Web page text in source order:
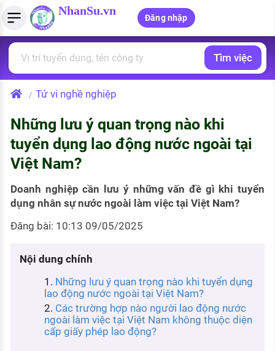
NhanSu.vn
Đăng nhập
Tìm việc làm
Việc làm ngành luật
Việc làm lương cao
Việc làm tốt nhất
CÔNG TY
Quản lý CV
Tải CV lên
Tạo CV trực tuyến
MẪU CV THEO STYLE
Mẫu CV đơn giản
Mẫu CV hiện đại
Tính lương Gross - Net
Tính thuế thu nhập cá nhân
Tính trợ cấp thất nghiệp
PHÁP LUẬT VIỆT NAM
Văn bản pháp luật
PHÁP LUẬT LAO ĐỘNG
Lao động và tiền lương
Thuế thu nhập
Chính sách lao động
KHÁM PHÁ NGHỀ NGHIỆP
Tử vi nghề nghiệp
Kỹ năng nghề nghiệp
Tìm việc
/ Tử vi nghề nghiệp
Những lưu ý quan trọng nào khi
tuyển dụng lao động nước ngoài tại
Việt Nam?
Doanh nghiệp cần lưu ý những vấn đề gì khi tuyển
dụng nhân sự nước ngoài làm việc tại Việt Nam?
Đăng bài: 10:13 09/05/2025
Nội dung chính
Những lưu ý quan trọng nào khi tuyển dụng
lao động nước ngoài tại Việt Nam?
Các trường hợp nào người lao động nước
ngoài làm việc tại Việt Nam không thuộc diện
cấp giấy phép lao động?